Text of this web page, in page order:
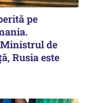
pe
de
Rusia este